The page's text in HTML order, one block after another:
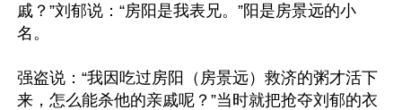
戚？”刘郁说：“房阳是我表兄。”阳是房景远的小
名。
强盗说：“我因吃过房阳（房景远）救济的粥才活下
来，怎么能杀他的亲戚呢？”当时就把抢夺刘郁的衣